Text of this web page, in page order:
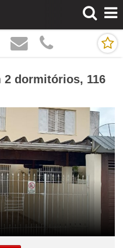
2 dormitórios, 116